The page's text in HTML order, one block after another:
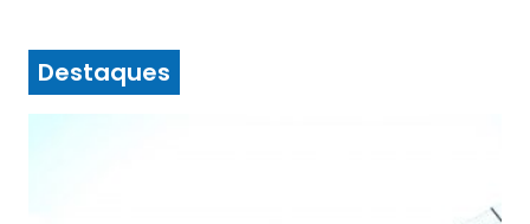
Destaques